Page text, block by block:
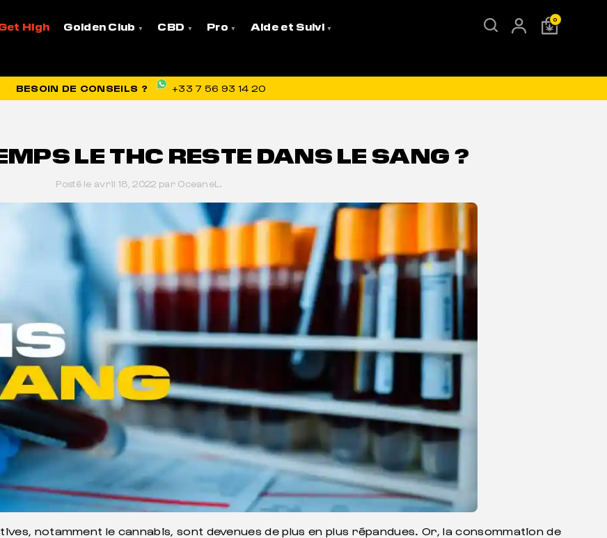
High Golden Club CBD Pro Aide et Suivi
0
OFFERTE EN FRANCE
BESOIN DE CONSEILS ? +33 7 56 93 14 20
LE THC RESTE DANS LE SANG ?
Posté le avril 18, 2022 par OceaneL.
notamment le cannabis, sont devenues de plus en plus répandues. Or, la consommation de